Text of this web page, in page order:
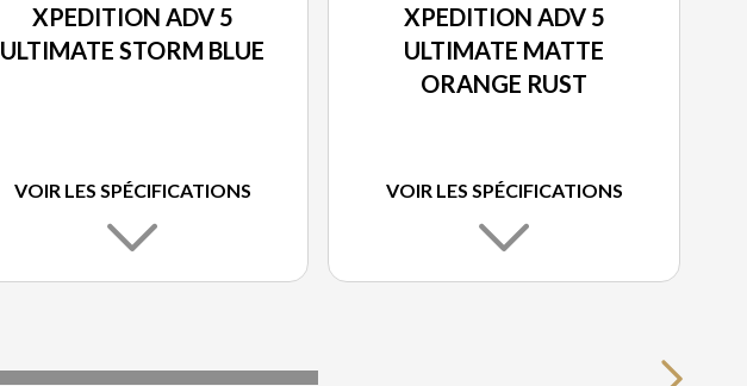
XPEDITION ADV 5
ULTIMATE STORM BLUE
VOIR LES SPÉCIFICATIONS
XPEDITION ADV 5
ULTIMATE MATTE
ORANGE RUST
VOIR LES SPÉCIFICATIONS